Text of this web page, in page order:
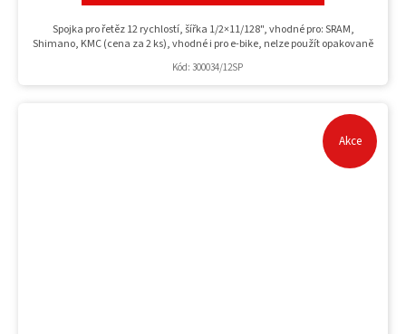
Spojka pro řetěz 12 rychlostí, šířka 1/2×11/128", vhodné pro: SRAM,
Shimano, KMC (cena za 2 ks), vhodné i pro e-bike, nelze použít opakovaně
Kód: 300034/12SP
Akce